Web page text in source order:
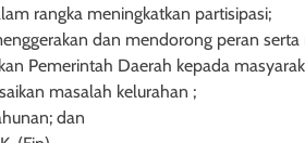
rangka meningkatkan partisipasi;
dan mendorong peran serta
Pemerintah Daerah kepada
masalah kelurahan ;
dan